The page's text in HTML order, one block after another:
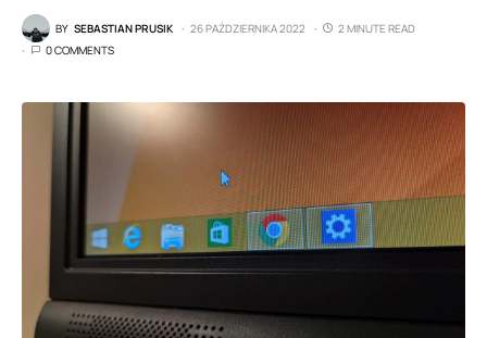
BY SEBASTIAN PRUSIK 26 PAŹDZIERNIKA 2022
2 MINUTE READ
0 COMMENTS